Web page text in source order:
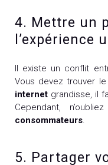
4. Mettre un
l’expérience
Il existe un conflit
Vous devez trouver
internet grandisse, il
Cependant,
consommateurs
5. Partager